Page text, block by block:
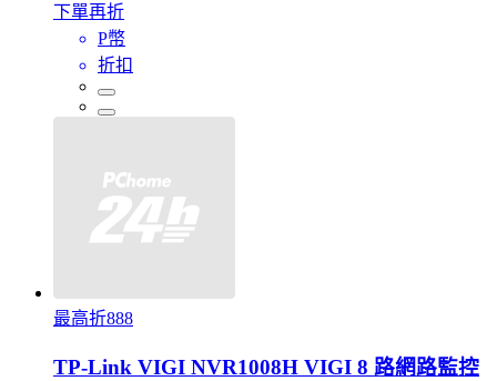
下單再折
P幣
折扣
最高折888
TP-Link VIGI NVR1008H VIGI 8 路網路監控